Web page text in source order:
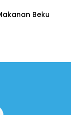
Beku